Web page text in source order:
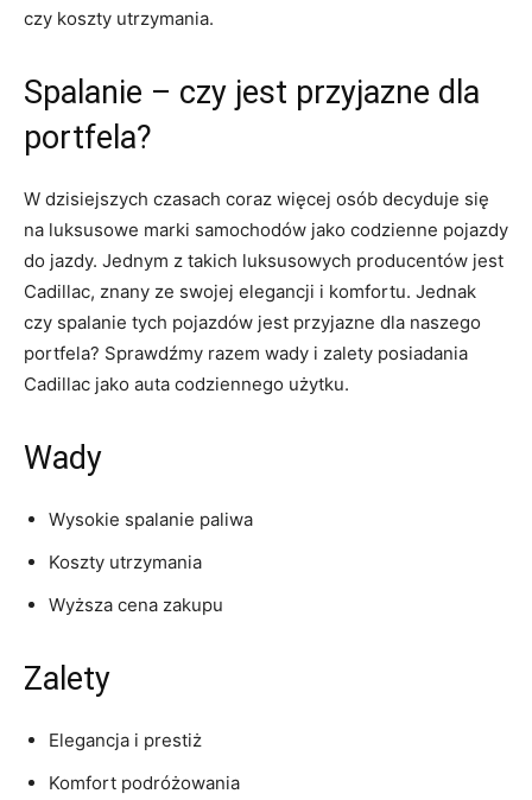
‌czy koszty⁤ utrzymania.
Spalanie – czy ⁢jest przyjazne dla
portfela?
W ‍dzisiejszych czasach‍ coraz więcej ⁤osób decyduje się​
na luksusowe marki samochodów jako codzienne pojazdy
do ‍jazdy. Jednym z takich luksusowych producentów‌ jest
Cadillac, znany ‌ze swojej elegancji i komfortu. Jednak
czy spalanie ‍tych pojazdów jest przyjazne dla naszego
portfela? Sprawdźmy razem wady i zalety posiadania
Cadillac jako auta codziennego użytku.
Wady
Wysokie‍ spalanie paliwa
Koszty utrzymania
Wyższa ⁢cena zakupu
Zalety
Elegancja i prestiż
Komfort podróżowania